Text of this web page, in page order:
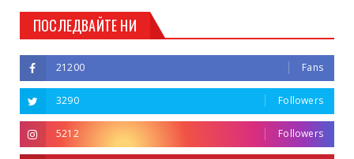
ПОСЛЕДВАЙТЕ НИ
21200 Fans
3290 Followers
5212 Followers